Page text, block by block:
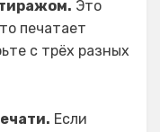
Это
печатает
с трёх разных
Если